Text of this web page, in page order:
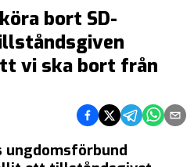
bort SD-
vi ska bort från
Dela på Facebook
Dela på Twitter
Dela påDela på
Dela
ungdomsförbund